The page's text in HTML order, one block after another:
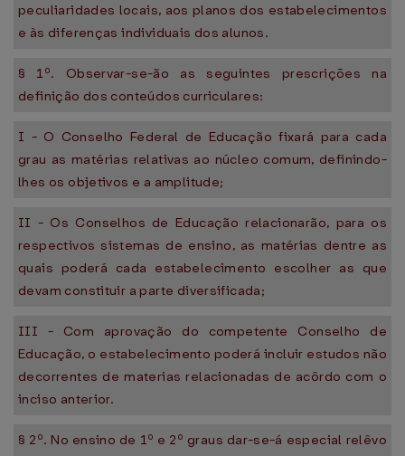
peculiaridades locais, aos planos dos estabelecimentos
e às diferenças individuais dos alunos.
§ 1º. Observar-se-ão as seguintes prescrições na
definição dos conteúdos curriculares:
I - O Conselho Federal de Educação fixará para cada
grau as matérias relativas ao núcleo comum, definindo-
lhes os objetivos e a amplitude;
II - Os Conselhos de Educação relacionarão, para os
respectivos sistemas de ensino, as matérias dentre as
quais poderá cada estabelecimento escolher as que
devam constituir a parte diversificada;
III - Com aprovação do competente Conselho de
Educação, o estabelecimento poderá incluir estudos não
decorrentes de materias relacionadas de acôrdo com o
inciso anterior.
§ 2º. No ensino de 1º e 2º graus dar-se-á especial relêvo